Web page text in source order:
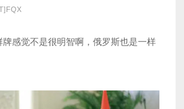
感觉不是很明智啊，俄罗斯也是一样